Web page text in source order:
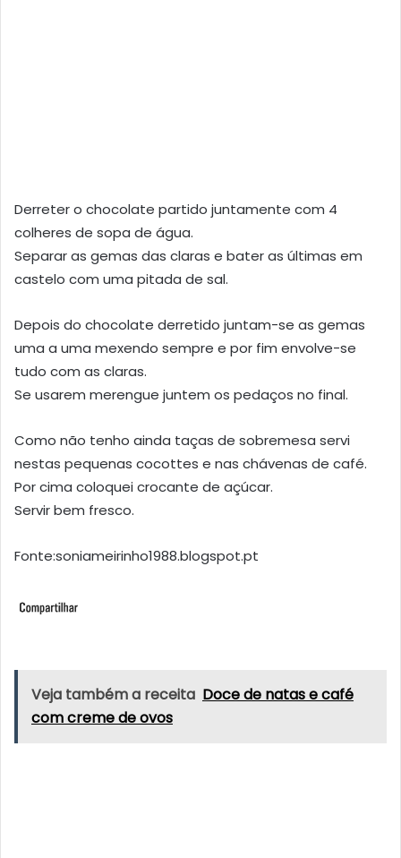
Derreter o chocolate partido juntamente com 4
colheres de sopa de água.
Separar as gemas das claras e bater as últimas em
castelo com uma pitada de sal.
Depois do chocolate derretido juntam-se as gemas
uma a uma mexendo sempre e por fim envolve-se
tudo com as claras.
Se usarem merengue juntem os pedaços no final.
Como não tenho ainda taças de sobremesa servi
nestas pequenas cocottes e nas chávenas de café.
Por cima coloquei crocante de açúcar.
Servir bem fresco.
Fonte:soniameirinho1988.blogspot.pt
Veja também a receita Doce de natas e café
com creme de ovos